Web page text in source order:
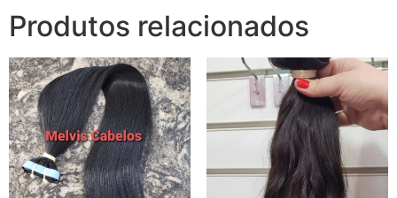
Produtos relacionados